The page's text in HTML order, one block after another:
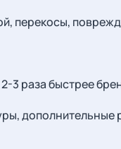
перекосы,
раза быстрее